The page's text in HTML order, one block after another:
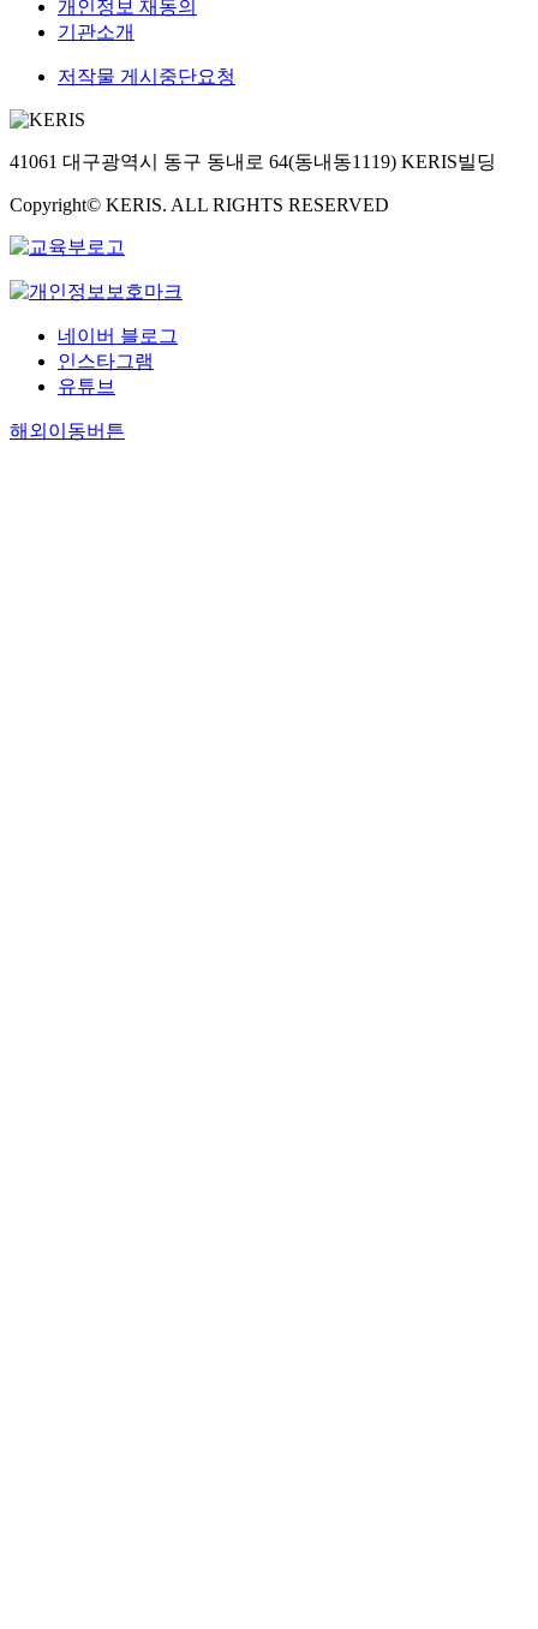
개인정보 재동의
기관소개
저작물 게시중단요청
41061 대구광역시 동구 동내로 64(동내동1119) KERIS빌딩
Copyright© KERIS. ALL RIGHTS RESERVED
네이버 블로그
인스타그램
유튜브
해외이동버튼